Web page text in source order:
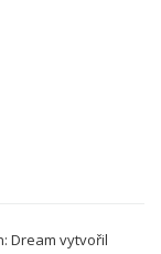
Dream vytvořil